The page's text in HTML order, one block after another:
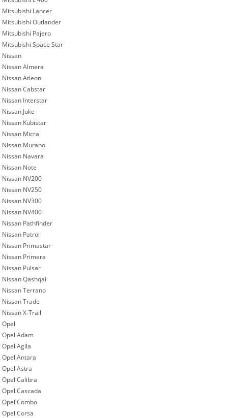
Mitsubishi Lancer
Mitsubishi Outlander
Mitsubishi Pajero
Mitsubishi Space Star
Nissan
Nissan Almera
Nissan Atleon
Nissan Cabstar
Nissan Interstar
Nissan Juke
Nissan Kubistar
Nissan Micra
Nissan Murano
Nissan Navara
Nissan Note
Nissan NV200
Nissan NV250
Nissan NV300
Nissan NV400
Nissan Pathfinder
Nissan Patrol
Nissan Primastar
Nissan Primera
Nissan Pulsar
Nissan Qashqai
Nissan Terrano
Nissan Trade
Nissan X-Trail
Opel
Opel Adam
Opel Agila
Opel Antara
Opel Astra
Opel Calibra
Opel Cascada
Opel Combo
Opel Corsa